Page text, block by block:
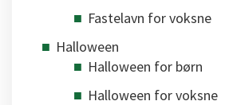
Fastelavn for voksne
Halloween
Halloween for børn
Halloween for voksne